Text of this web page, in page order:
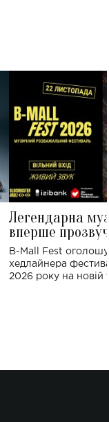
Легендарна
вперше
Україні: де
B-Mall Fest
хедлайнера
2026 року на новій